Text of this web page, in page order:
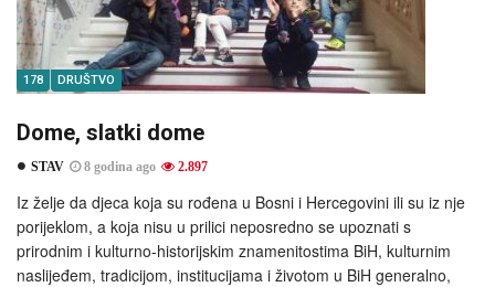
178 DRUŠTVO
Dome, slatki dome
STAV 8 godina ago 2.897
Iz želje da djeca koja su rođena u Bosni i Hercegovini ili su iz nje
porijeklom, a koja nisu u prilici neposredno se upoznati s
prirodnim i kulturno-historijskim znamenitostima BiH, kulturnim
naslijeđem, tradicijom, institucijama i životom u BiH generalno,